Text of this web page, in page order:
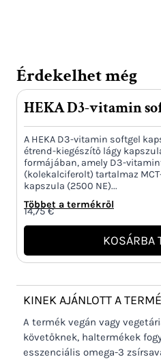
Érdekelhet még
HEKA D3-vitamin
A HEKA D3-vitamin softgel
étrend-kiegészítő lágy
formájában, amely D3-
(kolekalciferolt) tartalmaz
kapszula (2500 NE)...
Többet a termékről
14,75€
KOSÁRBA
KINEK AJÁNLOTT A
A termék vegán vagy
követőknek, haltermékek
esszenciális omega-3